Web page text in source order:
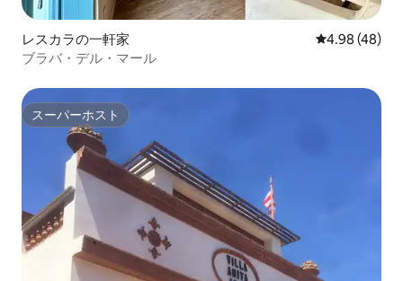
レスカラの一軒家 レビュー48
4.98 (48)
ブラバ・デル・マール
スーパーホスト
スーパーホスト